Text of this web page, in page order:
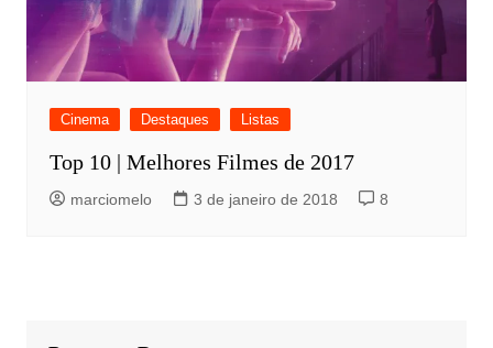
Cinema Destaques Listas
Top 10 | Melhores Filmes de 2017
marciomelo 3 de janeiro de 2018 8